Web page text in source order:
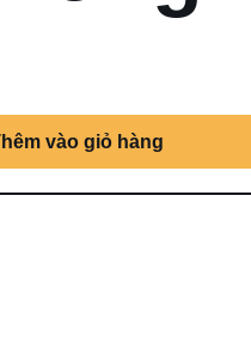
vào giỏ hàng